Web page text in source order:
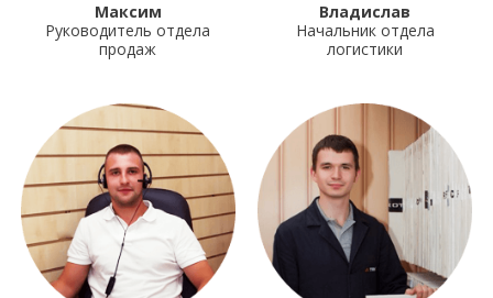
Максим
Руководитель отдела
продаж
Владислав
Начальник отдела
логистики